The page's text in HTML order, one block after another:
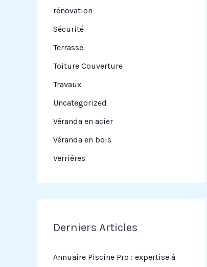
rénovation
Sécurité
Terrasse
Toiture Couverture
Travaux
Uncategorized
Véranda en acier
Véranda en bois
Verrières
Derniers Articles
Annuaire Piscine Pro : expertise à